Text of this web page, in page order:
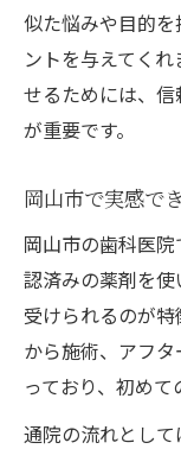
似た悩みや目的
ントを与えてく
せるためには、
が重要です。
岡山市で実感で
岡山市の歯科医
認済みの薬剤を
受けられるのが
から施術、アフ
っており、初めて
通院の流れとし